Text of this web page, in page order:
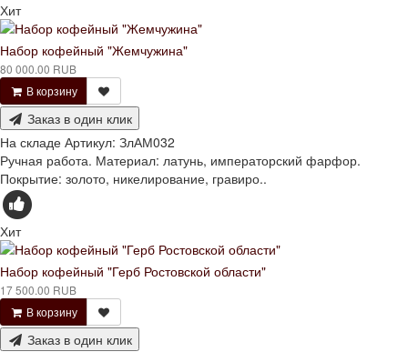
Хит
Набор кофейный "Жемчужина"
80 000.00 RUB
В корзину
Заказ в один клик
На складе Артикул: ЗлАМ032
Ручная работа. Материал: латунь, императорский фарфор.
Покрытие: золото, никелирование, гравиро..
Хит
Набор кофейный "Герб Ростовской области"
17 500.00 RUB
В корзину
Заказ в один клик